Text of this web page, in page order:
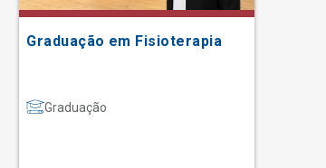
Graduação em Fisioterapia
Graduação